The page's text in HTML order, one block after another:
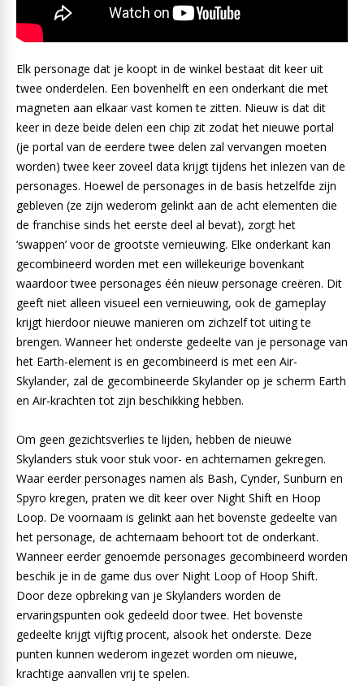
Elk personage dat je koopt in de winkel bestaat dit keer uit
twee onderdelen. Een bovenhelft en een onderkant die met
magneten aan elkaar vast komen te zitten. Nieuw is dat dit
keer in deze beide delen een chip zit zodat het nieuwe portal
(je portal van de eerdere twee delen zal vervangen moeten
worden) twee keer zoveel data krijgt tijdens het inlezen van de
personages. Hoewel de personages in de basis hetzelfde zijn
gebleven (ze zijn wederom gelinkt aan de acht elementen die
de franchise sinds het eerste deel al bevat), zorgt het
‘swappen’ voor de grootste vernieuwing. Elke onderkant kan
gecombineerd worden met een willekeurige bovenkant
waardoor twee personages één nieuw personage creëren. Dit
geeft niet alleen visueel een vernieuwing, ook de gameplay
krijgt hierdoor nieuwe manieren om zichzelf tot uiting te
brengen. Wanneer het onderste gedeelte van je personage van
het Earth-element is en gecombineerd is met een Air-
Skylander, zal de gecombineerde Skylander op je scherm Earth
en Air-krachten tot zijn beschikking hebben.
Om geen gezichtsverlies te lijden, hebben de nieuwe
Skylanders stuk voor stuk voor- en achternamen gekregen.
Waar eerder personages namen als Bash, Cynder, Sunburn en
Spyro kregen, praten we dit keer over Night Shift en Hoop
Loop. De voornaam is gelinkt aan het bovenste gedeelte van
het personage, de achternaam behoort tot de onderkant.
Wanneer eerder genoemde personages gecombineerd worden
beschik je in de game dus over Night Loop of Hoop Shift.
Door deze opbreking van je Skylanders worden de
ervaringspunten ook gedeeld door twee. Het bovenste
gedeelte krijgt vijftig procent, alsook het onderste. Deze
punten kunnen wederom ingezet worden om nieuwe,
krachtige aanvallen vrij te spelen.